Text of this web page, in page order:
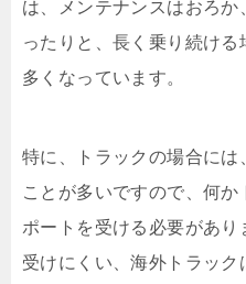
は、メンテナンスはおろ
ったりと、長く乗り続け
多くなっています。
特に、トラックの場合には
ことが多いですので、何
ポートを受ける必要があ
受けにくい、海外トラッ